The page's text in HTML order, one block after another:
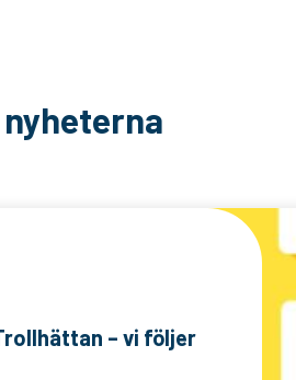
– vi följer